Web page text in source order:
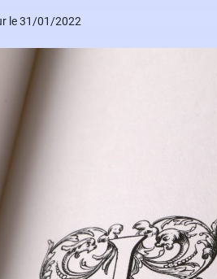
le 31/01/2022